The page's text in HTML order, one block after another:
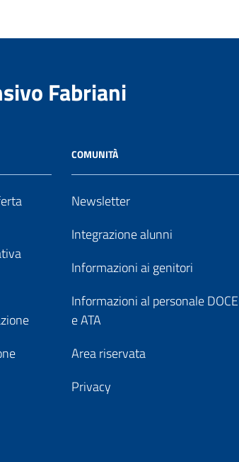
Fabriani
COMUNITÀ
Newsletter
Integrazione alunni
Informazioni ai genitori
Informazioni al personale
e ATA
Area riservata
Privacy